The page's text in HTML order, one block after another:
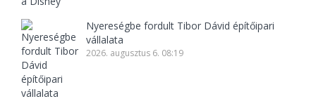
Nyereségbe fordult Tibor Dávid építőipari
vállalata
2026. augusztus 6. 08:19